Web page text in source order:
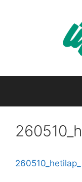
260510_hetilap_